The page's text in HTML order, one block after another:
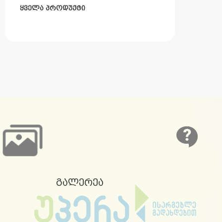
ყველა პროდუქტი
გალერეა